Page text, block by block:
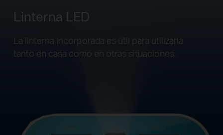
Linterna LED
La linterna incorporada es útil para utilizarla
tanto en casa como en otras situaciones.